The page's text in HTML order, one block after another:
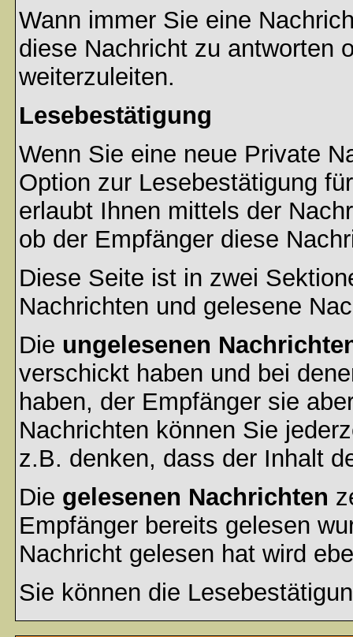
Wann immer Sie eine
diese Nachricht zu antworten
weiterzuleiten.
Lesebestätigung
Wenn Sie eine neue Private
Option zur Lesebestätigung
erlaubt Ihnen mittels der
ob der Empfänger diese
Diese Seite ist in zwei
Nachrichten und gelesene
Die ungelesenen
verschickt haben und bei
haben, der Empfänger sie
Nachrichten können Sie
z.B. denken, dass der Inhalt
Die gelesenen Nachrichten
Empfänger bereits gelesen
Nachricht gelesen hat wird
Sie können die